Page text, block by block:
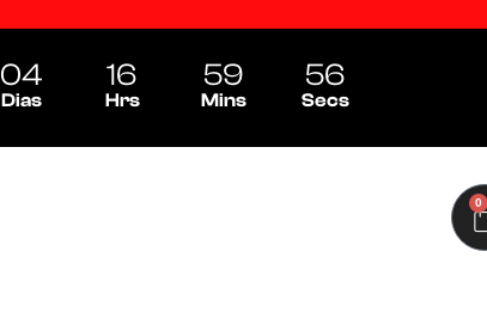
04
Dias
16
Hrs
59
Mins
55
Secs
0